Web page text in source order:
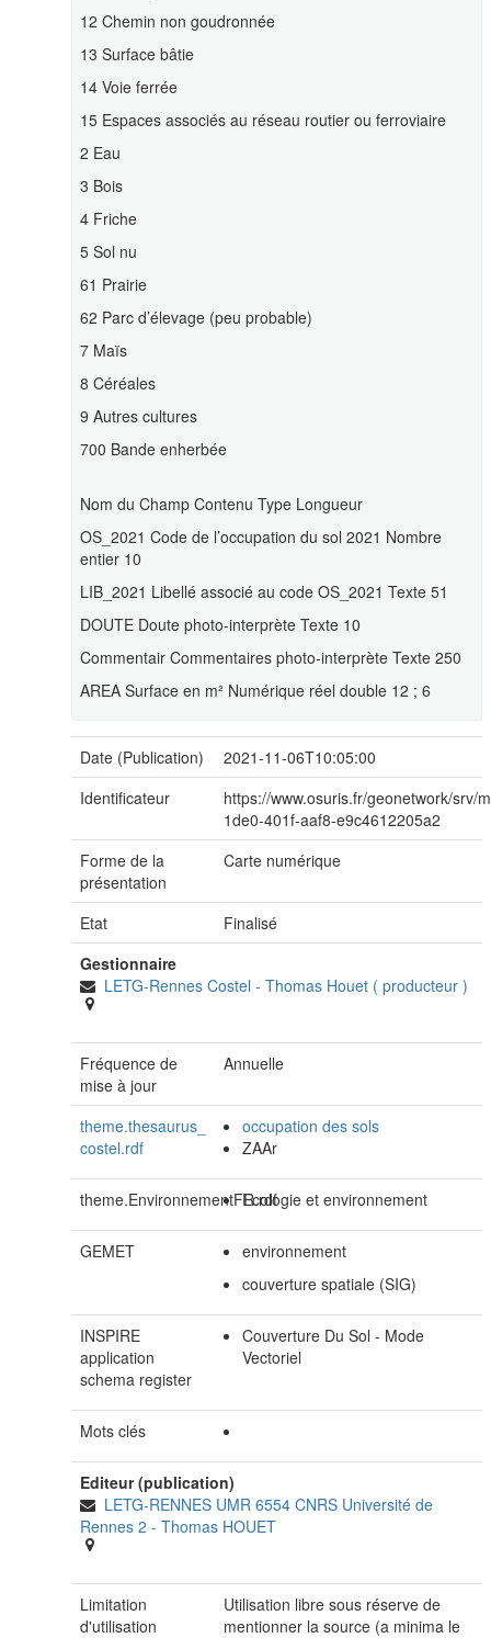
12 Chemin non goudronnée
13 Surface bâtie
14 Voie ferrée
15 Espaces associés au réseau routier ou ferroviaire
2 Eau
3 Bois
4 Friche
5 Sol nu
61 Prairie
62 Parc d’élevage (peu probable)
7 Maïs
8 Céréales
9 Autres cultures
700 Bande enherbée
Nom du Champ Contenu Type Longueur
OS_2021 Code de l’occupation du sol 2021 Nombre
entier 10
LIB_2021 Libellé associé au code OS_2021 Texte 51
DOUTE Doute photo-interprète Texte 10
Commentair Commentaires photo-interprète Texte 250
AREA Surface en m² Numérique réel double 12 ; 6
Date (Publication)
2021-11-06T10:05:00
Identificateur
https://www.osuris.fr/geonetwork/srv/
1de0-401f-aaf8-e9c4612205a2
Forme de la
présentation
Carte numérique
Etat
Finalisé
Gestionnaire
LETG-Rennes Costel - Thomas Houet ( producteur )
Fréquence de
mise à jour
Annuelle
theme.thesaurus_
costel.rdf
occupation des sols
ZAAr
theme.EnvironnementFR.rdfEcologie et environnement
GEMET
environnement
couverture spatiale (SIG)
INSPIRE
application
schema register
Couverture Du Sol - Mode
Vectoriel
Mots clés
Editeur (publication)
LETG-RENNES UMR 6554 CNRS Université de
Rennes 2 - Thomas HOUET
Limitation
d'utilisation
Utilisation libre sous réserve de
mentionner la source (a minima le